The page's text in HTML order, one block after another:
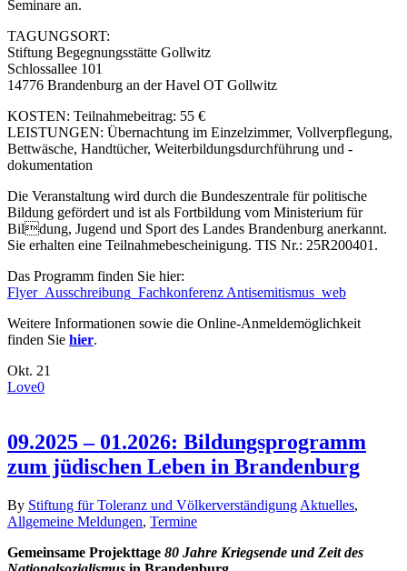
Seminare an.
TAGUNGSORT:
Stiftung Begegnungsstätte Gollwitz
Schlossallee 101
14776 Brandenburg an der Havel OT Gollwitz
KOSTEN: Teilnahmebeitrag: 55 €
LEISTUNGEN: Übernachtung im Einzelzimmer, Vollverpflegung,
Bettwäsche, Handtücher, Weiterbildungsdurchführung und -
dokumentation
Die Veranstaltung wird durch die Bundeszentrale für politische
Bildung gefördert und ist als Fortbildung vom Ministerium für
Bildung, Jugend und Sport des Landes Brandenburg anerkannt.
Sie erhalten eine Teilnahmebescheinigung. TIS Nr.: 25R200401.
Das Programm finden Sie hier:
Flyer_Ausschreibung_Fachkonferenz Antisemitismus_web
Weitere Informationen sowie die Online-Anmeldemöglichkeit
finden Sie hier.
Okt. 21
Love0
09.2025 – 01.2026: Bildungsprogramm
zum jüdischen Leben in Brandenburg
By Stiftung für Toleranz und Völkerverständigung Aktuelles,
Allgemeine Meldungen, Termine
Gemeinsame Projekttage 80 Jahre Kriegsende und Zeit des